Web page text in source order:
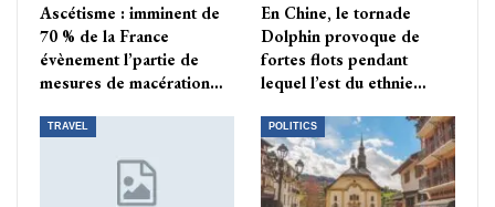
Ascétisme : imminent de
70 % de la France
évènement l’partie de
mesures de macération…
En Chine, le tornade
Dolphin provoque de
fortes flots pendant
lequel l’est du ethnie…
TRAVEL POLITICS